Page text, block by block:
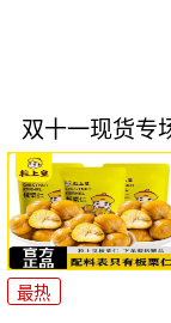
双十一现货专
最热